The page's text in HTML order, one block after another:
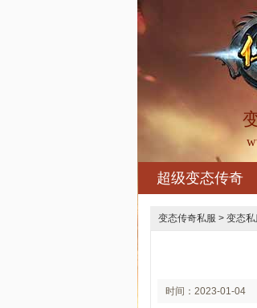
超级变态传奇
变态传奇私服 > 变态私
时间：2023-01-04